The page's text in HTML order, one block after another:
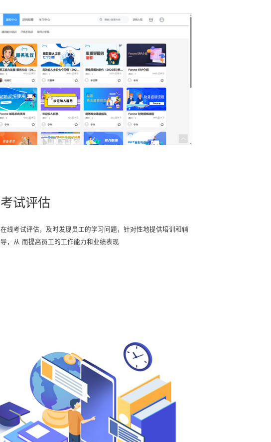
考试评估
在线考试评估，及时发现员工的学习问题，针对性地提供培训和辅
导，从 而提高员工的工作能力和业绩表现